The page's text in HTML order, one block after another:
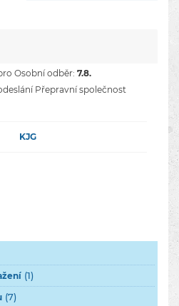
Osobní odběr: 7.8.
Přepravní společnost
KJG
(1)
(7)